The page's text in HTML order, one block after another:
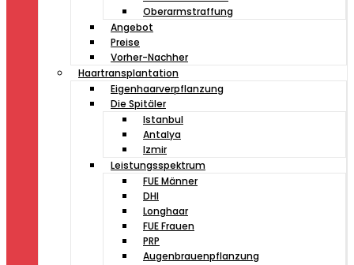
Oberarmstraffung
Angebot
Preise
Vorher-Nachher
Haartransplantation
Eigenhaarverpflanzung
Die Spitäler
Istanbul
Antalya
Izmir
Leistungsspektrum
FUE Männer
DHI
Longhaar
FUE Frauen
PRP
Augenbrauenpflanzung